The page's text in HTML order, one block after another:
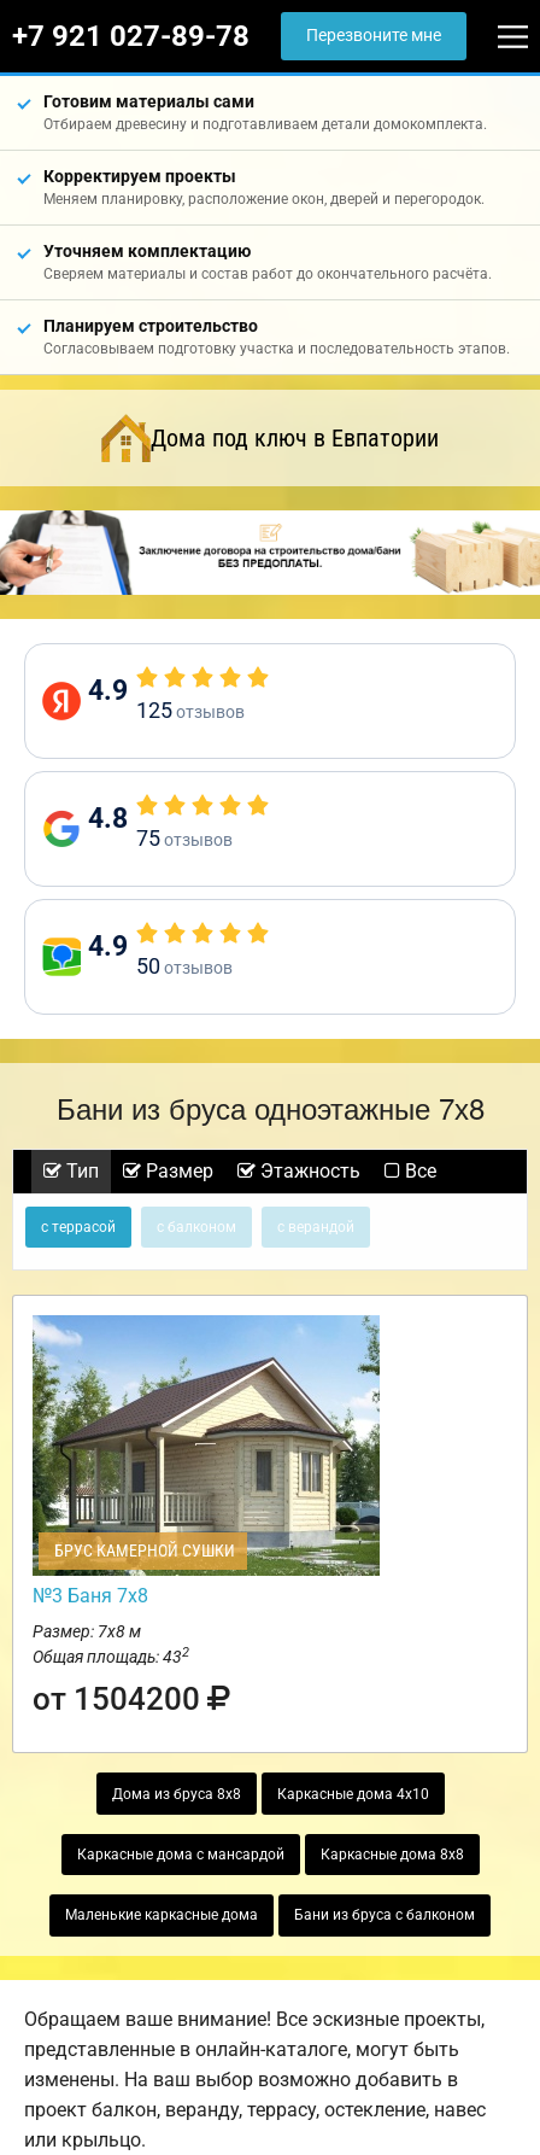
+7 921 027-89-78 Перезвоните мне
Готовим материалы сами
Отбираем древесину и подготавливаем детали домокомплекта.
Корректируем проекты
Меняем планировку, расположение окон, дверей и перегородок.
Уточняем комплектацию
Сверяем материалы и состав работ до окончательного расчёта.
Планируем строительство
Согласовываем подготовку участка и последовательность этапов.
Дома под ключ в Евпатории
4.9
125отзывов
4.8
75отзывов
4.9
50отзывов
Бани из бруса одноэтажные 7х8
Тип Размер Этажность Все
с террасой с балконом с верандой
БРУС КАМЕРНОЙ СУШКИ
№3 Баня 7х8
Размер: 7х8 м
Общая площадь: 432
от 1504200
Дома из бруса 8х8 Каркасные дома 4х10
Каркасные дома с мансардой Каркасные дома 8х8
Маленькие каркасные дома Бани из бруса с балконом
Обращаем ваше внимание! Все эскизные проекты,
представленные в онлайн-каталоге, могут быть
изменены. На ваш выбор возможно добавить в
проект балкон, веранду, террасу, остекление, навес
или крыльцо.